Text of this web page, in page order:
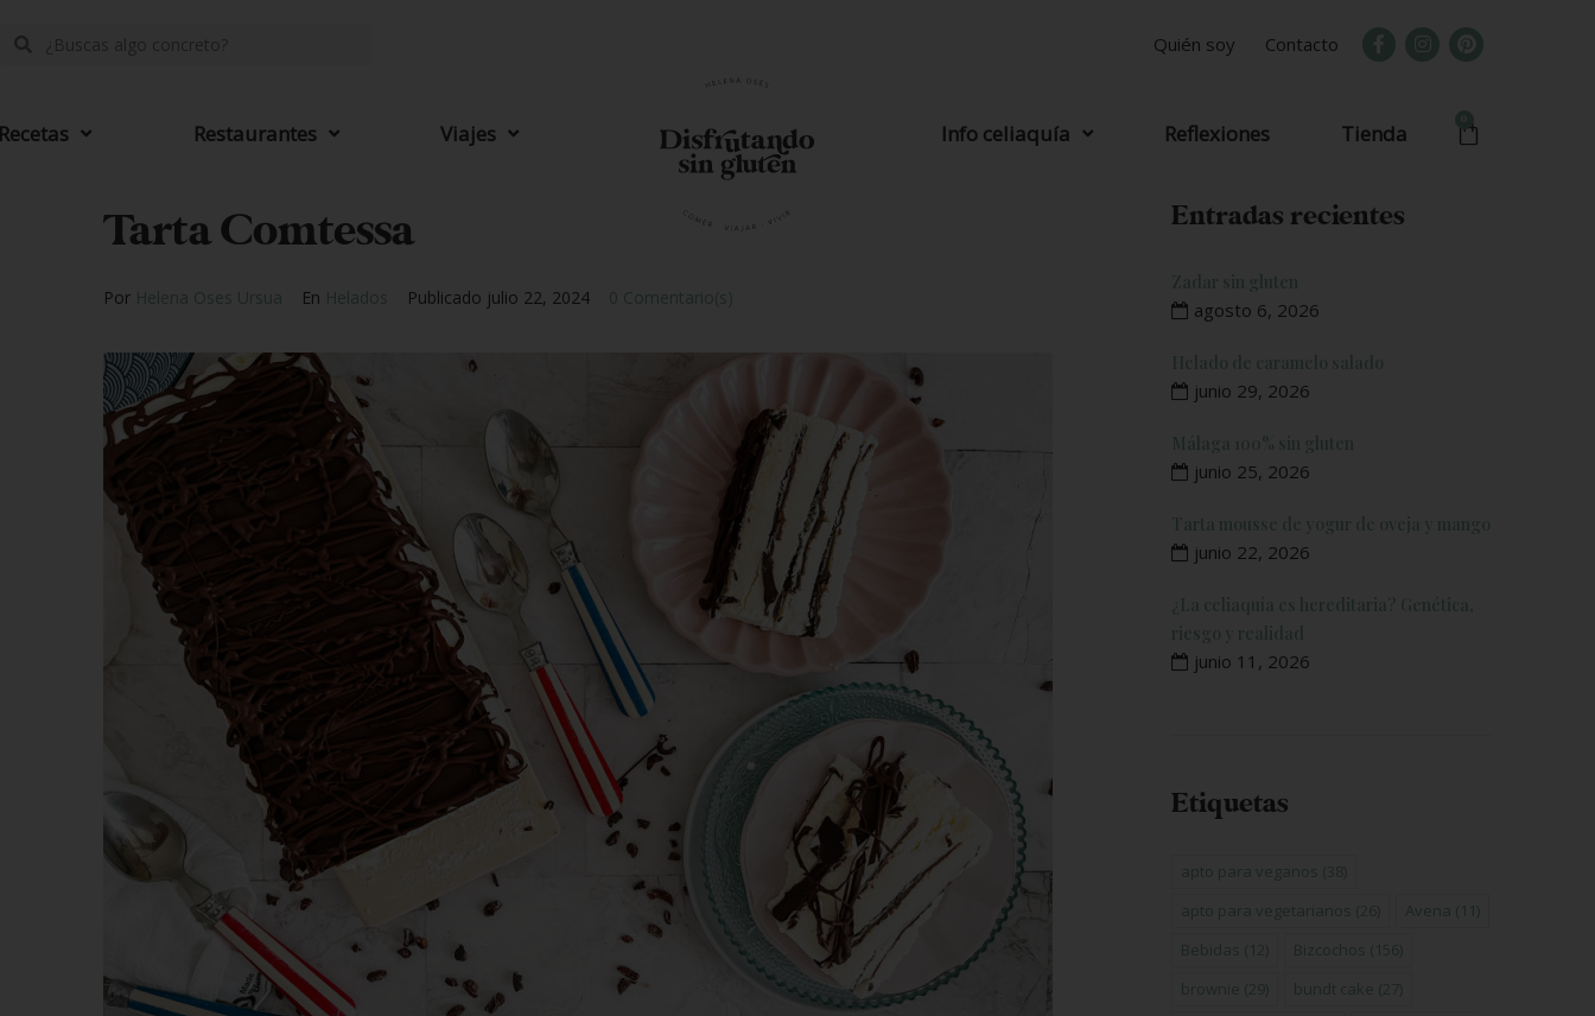
Quién soy Contacto
Restaurantes Viajes Info celiaquía Reflexiones Tienda
Tarta Comtessa
Por Helena Oses Ursua En Helados Publicado julio 22, 2024 0 Comentario(s)
Entradas recientes
Zadar sin gluten
agosto 6, 2026
Helado de caramelo salado
junio 29, 2026
Málaga 100% sin gluten
junio 25, 2026
Tarta mousse de yogur de oveja y mango
junio 22, 2026
¿La celiaquía es hereditaria? Genética,
riesgo y realidad
junio 11, 2026
Etiquetas
apto para veganos (38)
apto para vegetarianos (26) Avena (11)
Bebidas (12) Bizcochos (156)
brownie (29) bundt cake (27)